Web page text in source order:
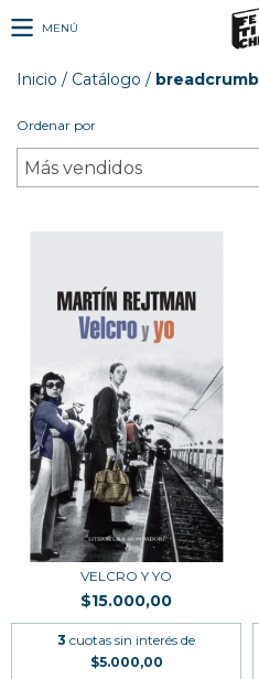
MENÚ
Inicio / Catálogo /
Ordenar por
VELCRO Y YO
$15.000,00
3 cuotas sin interés de
$5.000,00